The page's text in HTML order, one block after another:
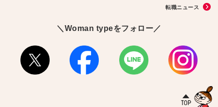
転職ニュース
＼Woman typeをフォロー／